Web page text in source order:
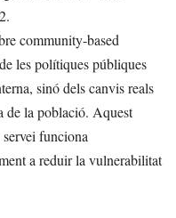
community-based
les polítiques públiques
sinó dels canvis reals
de la població. Aquest
funciona
a reduir la vulnerabilitat